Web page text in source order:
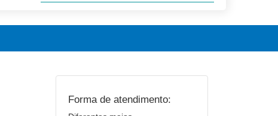
Forma de atendimento: